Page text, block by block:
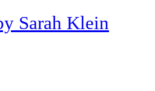
Sarah Klein